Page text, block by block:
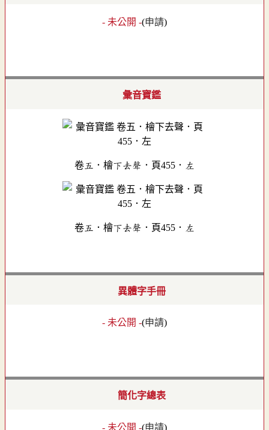
- 未公開 -(申請)
彙音寶鑑
卷五．檜下去聲．頁455．左
卷五．檜下去聲．頁455．左
異體字手冊
- 未公開 -(申請)
簡化字總表
- 未公開 -(申請)